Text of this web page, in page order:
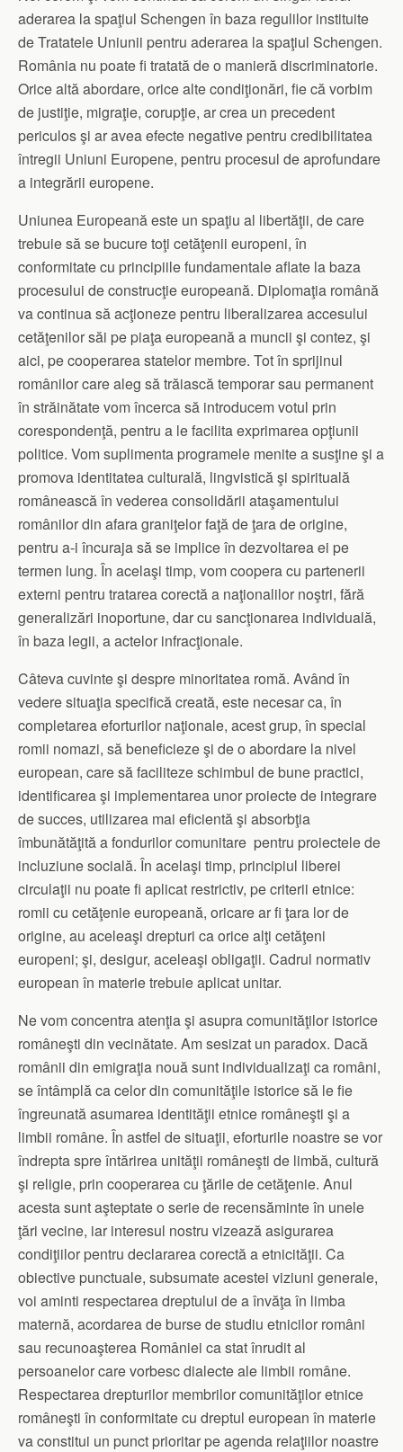
aderarea la spaţiul Schengen în baza regulilor instituite
de Tratatele Uniunii pentru aderarea la spaţiul Schengen.
România nu poate fi tratată de o manieră discriminatorie.
Orice altă abordare, orice alte condiţionări, fie că vorbim
de justiţie, migraţie, corupţie, ar crea un precedent
periculos şi ar avea efecte negative pentru credibilitatea
întregii Uniuni Europene, pentru procesul de aprofundare
a integrării europene.
Uniunea Europeană este un spaţiu al libertăţii, de care
trebuie să se bucure toţi cetăţenii europeni, în
conformitate cu principiile fundamentale aflate la baza
procesului de construcţie europeană. Diplomaţia română
va continua să acţioneze pentru liberalizarea accesului
cetăţenilor săi pe piaţa europeană a muncii şi contez, şi
aici, pe cooperarea statelor membre. Tot în sprijinul
românilor care aleg să trăiască temporar sau permanent
în străinătate vom încerca să introducem votul prin
corespondenţă, pentru a le facilita exprimarea opţiunii
politice. Vom suplimenta programele menite a susţine şi a
promova identitatea culturală, lingvistică şi spirituală
românească în vederea consolidării ataşamentului
românilor din afara graniţelor faţă de ţara de origine,
pentru a-i încuraja să se implice în dezvoltarea ei pe
termen lung. În acelaşi timp, vom coopera cu partenerii
externi pentru tratarea corectă a naţionalilor noştri, fără
generalizări inoportune, dar cu sancţionarea individuală,
în baza legii, a actelor infracţionale.
Câteva cuvinte şi despre minoritatea romă. Având în
vedere situaţia specifică creată, este necesar ca, în
completarea eforturilor naţionale, acest grup, în special
romii nomazi, să beneficieze şi de o abordare la nivel
european, care să faciliteze schimbul de bune practici,
identificarea şi implementarea unor proiecte de integrare
de succes, utilizarea mai eficientă şi absorbţia
îmbunătăţită a fondurilor comunitare pentru proiectele de
incluziune socială. În acelaşi timp, principiul liberei
circulaţii nu poate fi aplicat restrictiv, pe criterii etnice:
romii cu cetăţenie europeană, oricare ar fi ţara lor de
origine, au aceleaşi drepturi ca orice alţi cetăţeni
europeni; şi, desigur, aceleaşi obligaţii. Cadrul normativ
european în materie trebuie aplicat unitar.
Ne vom concentra atenţia şi asupra comunităţilor istorice
româneşti din vecinătate. Am sesizat un paradox. Dacă
românii din emigraţia nouă sunt individualizaţi ca români,
se întâmplă ca celor din comunităţile istorice să le fie
îngreunată asumarea identităţii etnice româneşti şi a
limbii române. În astfel de situaţii, eforturile noastre se vor
îndrepta spre întărirea unităţii româneşti de limbă, cultură
şi religie, prin cooperarea cu ţările de cetăţenie. Anul
acesta sunt aşteptate o serie de recensăminte în unele
ţări vecine, iar interesul nostru vizează asigurarea
condiţiilor pentru declararea corectă a etnicităţii. Ca
obiective punctuale, subsumate acestei viziuni generale,
voi aminti respectarea dreptului de a învăţa în limba
maternă, acordarea de burse de studiu etnicilor români
sau recunoaşterea României ca stat înrudit al
persoanelor care vorbesc dialecte ale limbii române.
Respectarea drepturilor membrilor comunităţilor etnice
româneşti în conformitate cu dreptul european în materie
va constitui un punct prioritar pe agenda relaţiilor noastre